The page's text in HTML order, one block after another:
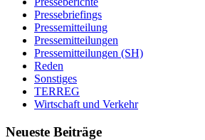
Pressebriefings
Pressemitteilung
Pressemitteilungen
Pressemitteilungen (SH)
Reden
Sonstiges
TERREG
Wirtschaft und Verkehr
Neueste Beiträge